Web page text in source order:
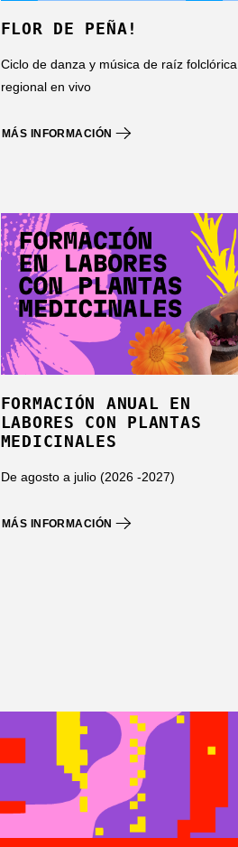
FLOR DE PEÑA!
Ciclo de danza y música de raíz folclórica
regional en vivo
MÁS INFORMACIÓN
FORMACIÓN ANUAL EN
LABORES CON PLANTAS
MEDICINALES
De agosto a julio (2026 -2027)
MÁS INFORMACIÓN